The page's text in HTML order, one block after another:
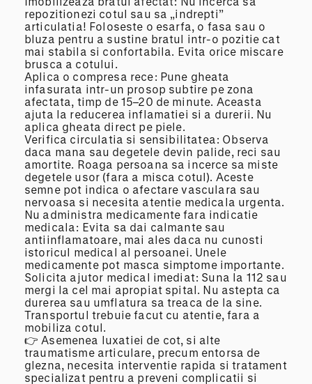
repozitionezi cotul sau sa „indrepti”
articulatia! Foloseste o esarfa, o fasa sau o
bluza pentru a sustine bratul intr-o pozitie cat
mai stabila si confortabila. Evita orice miscare
brusca a cotului.
Aplica o compresa rece: Pune gheata
infasurata intr-un prosop subtire pe zona
afectata, timp de 15–20 de minute. Aceasta
ajuta la reducerea inflamatiei si a durerii. Nu
aplica gheata direct pe piele.
Verifica circulatia si sensibilitatea: Observa
daca mana sau degetele devin palide, reci sau
amortite. Roaga persoana sa incerce sa miste
degetele usor (fara a misca cotul). Aceste
semne pot indica o afectare vasculara sau
nervoasa si necesita atentie medicala urgenta.
Nu administra medicamente fara indicatie
medicala: Evita sa dai calmante sau
antiinflamatoare, mai ales daca nu cunosti
istoricul medical al persoanei. Unele
medicamente pot masca simptome importante.
Solicita ajutor medical imediat: Suna la 112 sau
mergi la cel mai apropiat spital. Nu astepta ca
durerea sau umflatura sa treaca de la sine.
Transportul trebuie facut cu atentie, fara a
mobiliza cotul.
👉 Asemenea luxatiei de cot, si alte
traumatisme articulare, precum entorsa de
glezna, necesita interventie rapida si tratament
specializat pentru a preveni complicatii si